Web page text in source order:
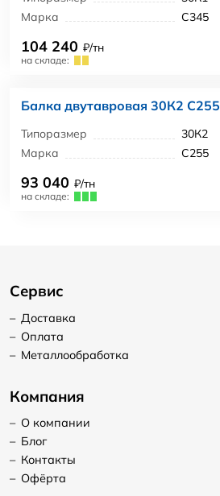
Марка
С345
104 240 ₽/тн
на складе:
Балка двутавровая 30К2 С255
Типоразмер
30К2
Марка
С255
93 040 ₽/тн
на складе:
Сервис
– Доставка
– Оплата
– Металлообработка
Компания
– О компании
– Блог
– Контакты
– Офёрта